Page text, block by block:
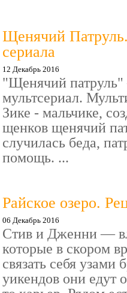
Щенячий
сериала
12 Декабрь 2016
"Щенячий патруль"
мультсериал.
Зике - мальчике,
щенков щенячий
случилась беда,
помощь. ...
Райское озеро.
06 Декабрь 2016
Стив и Дженни —
которые в скором
связать себя узами
уикендов они едут